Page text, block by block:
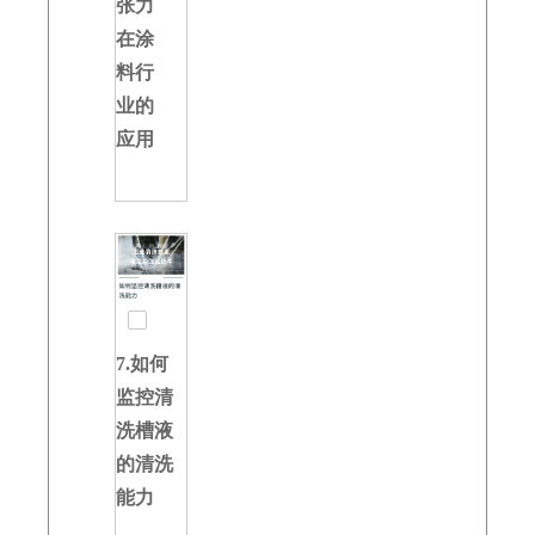
张力
在涂
料行
业的
应用
7.如何
监控清
洗槽液
的清洗
能力